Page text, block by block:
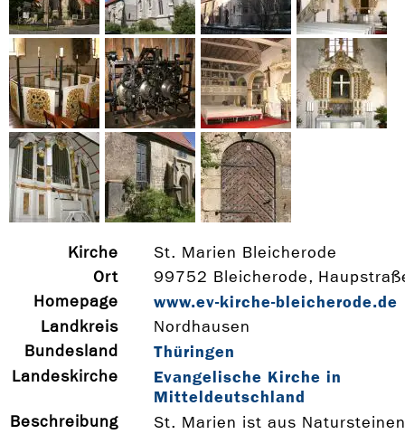
Kirche
St. Marien Bleicherode
Ort
99752 Bleicherode,
Homepage
www.ev-­kirche-­bleicherode.de
Landkreis
Nordhausen
Bundesland
Thüringen
Landeskirche
Evangelische Kirche in
Mitteldeutschland
Beschreibung
St. Marien ist aus Natursteinen